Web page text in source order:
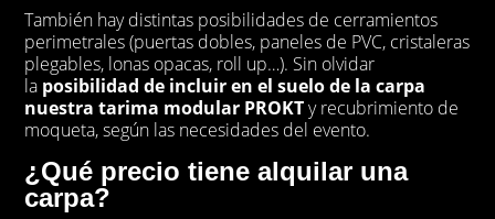
También hay distintas posibilidades de cerramientos
perimetrales (puertas dobles, paneles de PVC, cristaleras
plegables, lonas opacas, roll up…). Sin olvidar
la posibilidad de incluir en el suelo de la carpa
nuestra tarima modular PROKTy recubrimiento de
moqueta, según las necesidades del evento.
¿Qué precio tiene alquilar una
carpa?